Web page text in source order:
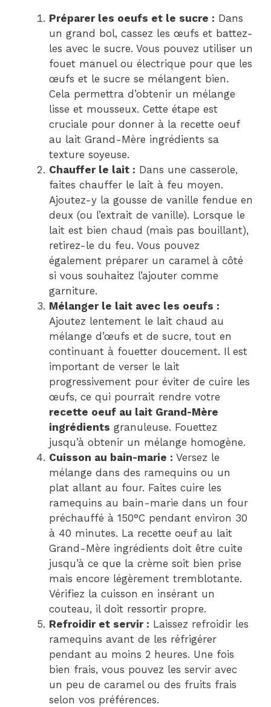
Préparer les oeufs et le sucre : Dans
un grand bol, cassez les œufs et battez-
les avec le sucre. Vous pouvez utiliser un
fouet manuel ou électrique pour que les
œufs et le sucre se mélangent bien.
Cela permettra d’obtenir un mélange
lisse et mousseux. Cette étape est
cruciale pour donner à la recette oeuf
au lait Grand-Mère ingrédients sa
texture soyeuse.
Chauffer le lait : Dans une casserole,
faites chauffer le lait à feu moyen.
Ajoutez-y la gousse de vanille fendue en
deux (ou l’extrait de vanille). Lorsque le
lait est bien chaud (mais pas bouillant),
retirez-le du feu. Vous pouvez
également préparer un caramel à côté
si vous souhaitez l’ajouter comme
garniture.
Mélanger le lait avec les oeufs :
Ajoutez lentement le lait chaud au
mélange d’œufs et de sucre, tout en
continuant à fouetter doucement. Il est
important de verser le lait
progressivement pour éviter de cuire les
œufs, ce qui pourrait rendre votre
recette oeuf au lait Grand-Mère
ingrédients granuleuse. Fouettez
jusqu’à obtenir un mélange homogène.
Cuisson au bain-marie : Versez le
mélange dans des ramequins ou un
plat allant au four. Faites cuire les
ramequins au bain-marie dans un four
préchauffé à 150°C pendant environ 30
à 40 minutes. La recette oeuf au lait
Grand-Mère ingrédients doit être cuite
jusqu’à ce que la crème soit bien prise
mais encore légèrement tremblotante.
Vérifiez la cuisson en insérant un
couteau, il doit ressortir propre.
Refroidir et servir : Laissez refroidir les
ramequins avant de les réfrigérer
pendant au moins 2 heures. Une fois
bien frais, vous pouvez les servir avec
un peu de caramel ou des fruits frais
selon vos préférences.